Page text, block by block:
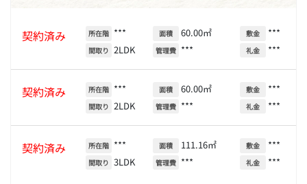
契約済み 所在階 ***
間取り 2LDK
面積 60.00㎡
管理費 ***
敷金 ***
礼金 ***
契約済み 所在階 ***
間取り 2LDK
面積 60.00㎡
管理費 ***
敷金 ***
礼金 ***
契約済み 所在階 ***
間取り 3LDK
面積 111.16㎡
管理費 ***
敷金 ***
礼金 ***